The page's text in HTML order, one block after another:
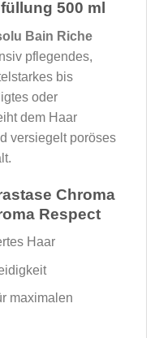
500 ml
Bain Riche
pflegendes,
bis
oder
dem Haar
versiegelt poröses
Chroma
Respect
Haar
maximalen